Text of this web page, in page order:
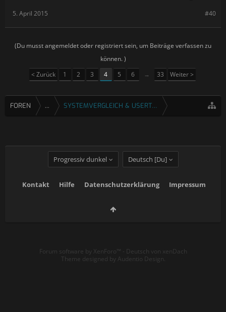
#40
5. April 2015
(Du musst angemeldet oder registriert sein, um Beiträge verfassen zu
können. )
< Zurück
1 2 3 4 5 6 → 33 Weiter >
FOREN ... SYSTEMVERGLEICH & USERTESTS
Progressiv dunkel Deutsch [Du]
Kontakt Hilfe Datenschutzerklärung Impressum
Forum software by XenForo™ - Deutsch von xenDach
Theme designed by Audentio Design.